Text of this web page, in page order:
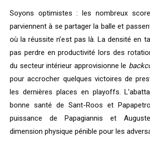
Soyons optimistes : les nombreux
parviennent à se partager la balle et
où la réussite n’est pas là. La densité en
pas perdre en productivité lors des
du secteur intérieur approvisionne le
pour accrocher quelques victoires de
les dernières places en playoffs.
bonne santé de Sant-Roos et
puissance de Papagiannis et
dimension physique pénible pour les